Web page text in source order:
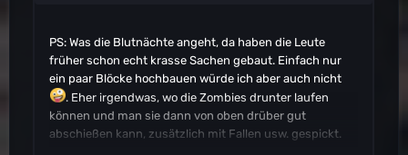
PS: Was die Blutnächte angeht, da haben die Leute
früher schon echt krasse Sachen gebaut. Einfach nur
ein paar Blöcke hochbauen würde ich aber auch nicht
. Eher irgendwas, wo die Zombies drunter laufen
können und man sie dann von oben drüber gut
abschießen kann, zusätzlich mit Fallen usw. gespickt.